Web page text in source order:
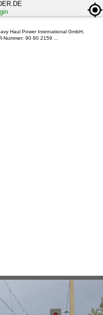
Haul Power International GmbH,
Nummer: 90 80 2159 ...